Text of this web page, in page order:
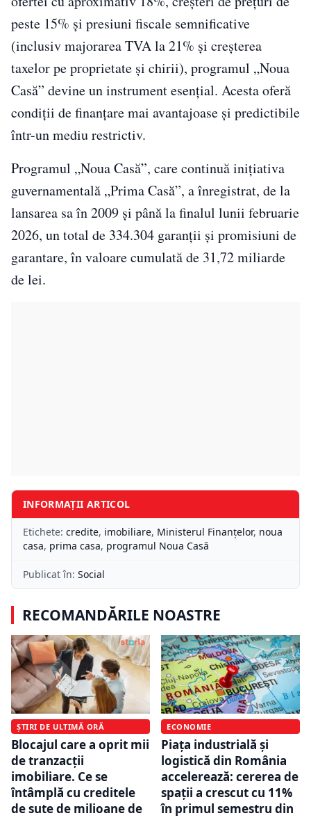
peste 15% și presiuni fiscale semnificative
(inclusiv majorarea TVA la 21% și creșterea
taxelor pe proprietate și chirii), programul „Noua
Casă” devine un instrument esențial. Acesta oferă
condiții de finanțare mai avantajoase și predictibile
într-un mediu restrictiv.
Programul „Noua Casă”, care continuă inițiativa
guvernamentală „Prima Casă”, a înregistrat, de la
lansarea sa în 2009 și până la finalul lunii februarie
2026, un total de 334.304 garanții și promisiuni de
garantare, în valoare cumulată de 31,72 miliarde
de lei.
INFORMAȚII ARTICOL
Etichete: credite, imobiliare, Ministerul Finanțelor, noua
casa, prima casa, programul Noua Casă
Publicat în: Social
RECOMANDĂRILE NOASTRE
ȘTIRI DE ULTIMĂ ORĂ
Blocajul care a oprit mii
de tranzacții
imobiliare. Ce se
întâmplă cu creditele
de sute de milioane de
ECONOMIE
Piața industrială și
logistică din România
accelerează: cererea de
spații a crescut cu 11%
în primul semestru din